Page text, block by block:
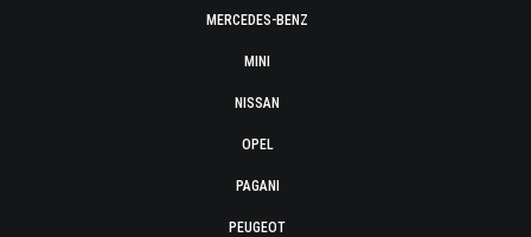
MERCEDES-BENZ
MINI
NISSAN
OPEL
PAGANI
PEUGEOT